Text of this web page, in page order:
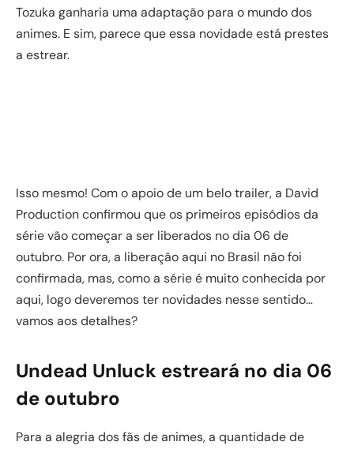
Tozuka ganharia uma adaptação para o mundo dos
animes. E sim, parece que essa novidade está prestes
a estrear.
Isso mesmo! Com o apoio de um belo trailer, a David
Production confirmou que os primeiros episódios da
série vão começar a ser liberados no dia 06 de
outubro. Por ora, a liberação aqui no Brasil não foi
confirmada, mas, como a série é muito conhecida por
aqui, logo deveremos ter novidades nesse sentido…
vamos aos detalhes?
Undead Unluck estreará no dia 06
de outubro
Para a alegria dos fãs de animes, a quantidade de